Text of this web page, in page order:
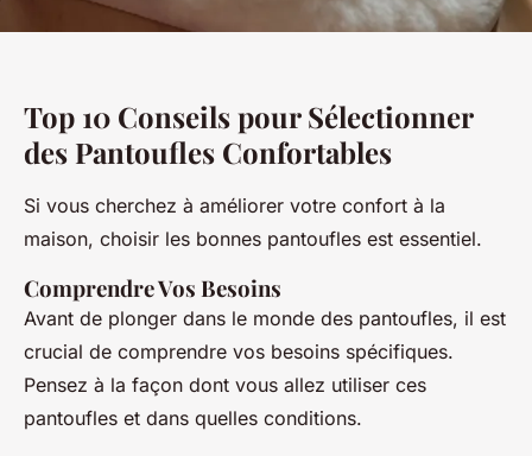
Top 10 Conseils pour Sélectionner
des Pantoufles Confortables
Si vous cherchez à améliorer votre confort à la
maison, choisir les bonnes pantoufles est essentiel.
Comprendre Vos Besoins
Avant de plonger dans le monde des pantoufles, il est
crucial de comprendre vos besoins spécifiques.
Pensez à la façon dont vous allez utiliser ces
pantoufles et dans quelles conditions.